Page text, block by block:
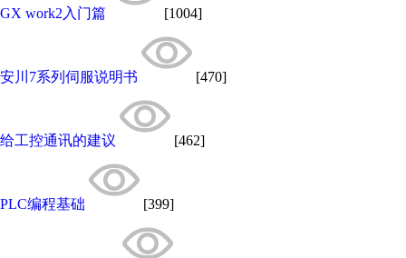
GX work2入门篇 [1004]
安川7系列伺服说明书 [470]
给工控通讯的建议 [462]
PLC编程基础 [399]